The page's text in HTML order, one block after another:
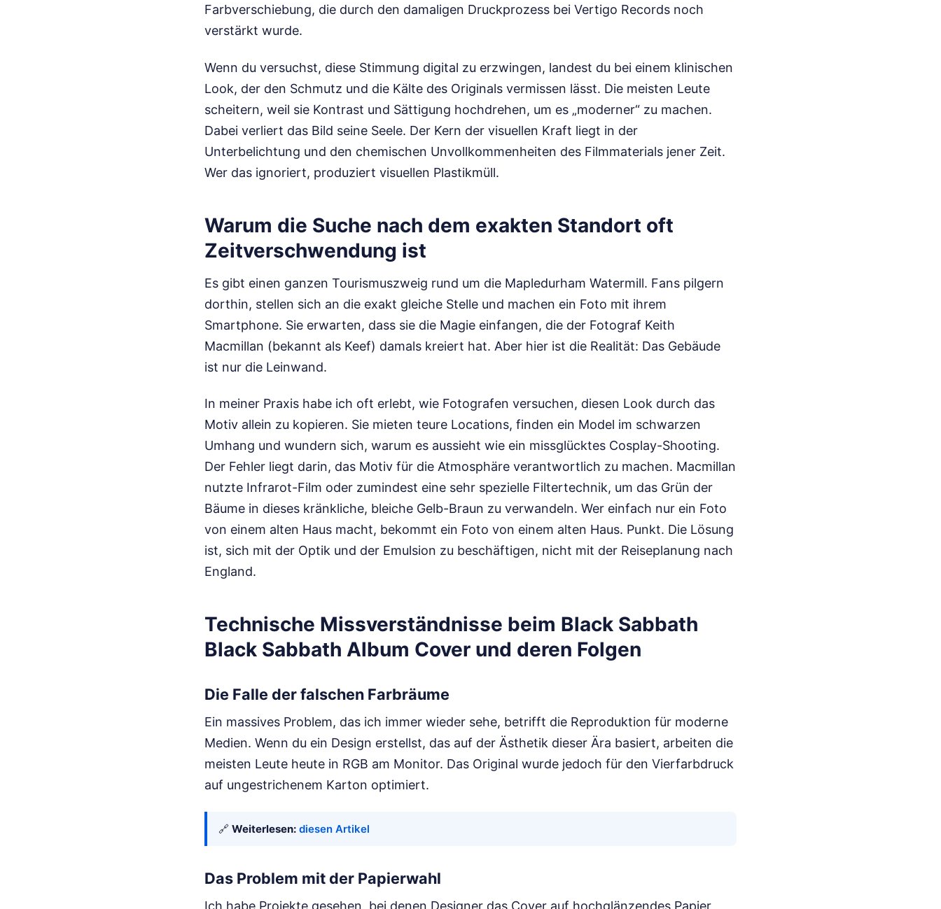
Farbverschiebung, die durch den damaligen Druckprozess bei Vertigo Records noch
verstärkt wurde.
Wenn du versuchst, diese Stimmung digital zu erzwingen, landest du bei einem klinischen
Look, der den Schmutz und die Kälte des Originals vermissen lässt. Die meisten Leute
scheitern, weil sie Kontrast und Sättigung hochdrehen, um es „moderner“ zu machen.
Dabei verliert das Bild seine Seele. Der Kern der visuellen Kraft liegt in der
Unterbelichtung und den chemischen Unvollkommenheiten des Filmmaterials jener Zeit.
Wer das ignoriert, produziert visuellen Plastikmüll.
Warum die Suche nach dem exakten Standort oft
Zeitverschwendung ist
Es gibt einen ganzen Tourismuszweig rund um die Mapledurham Watermill. Fans pilgern
dorthin, stellen sich an die exakt gleiche Stelle und machen ein Foto mit ihrem
Smartphone. Sie erwarten, dass sie die Magie einfangen, die der Fotograf Keith
Macmillan (bekannt als Keef) damals kreiert hat. Aber hier ist die Realität: Das Gebäude
ist nur die Leinwand.
In meiner Praxis habe ich oft erlebt, wie Fotografen versuchen, diesen Look durch das
Motiv allein zu kopieren. Sie mieten teure Locations, finden ein Model im schwarzen
Umhang und wundern sich, warum es aussieht wie ein missglücktes Cosplay-Shooting.
Der Fehler liegt darin, das Motiv für die Atmosphäre verantwortlich zu machen. Macmillan
nutzte Infrarot-Film oder zumindest eine sehr spezielle Filtertechnik, um das Grün der
Bäume in dieses kränkliche, bleiche Gelb-Braun zu verwandeln. Wer einfach nur ein Foto
von einem alten Haus macht, bekommt ein Foto von einem alten Haus. Punkt. Die Lösung
ist, sich mit der Optik und der Emulsion zu beschäftigen, nicht mit der Reiseplanung nach
England.
Technische Missverständnisse beim Black Sabbath
Black Sabbath Album Cover und deren Folgen
Die Falle der falschen Farbräume
Ein massives Problem, das ich immer wieder sehe, betrifft die Reproduktion für moderne
Medien. Wenn du ein Design erstellst, das auf der Ästhetik dieser Ära basiert, arbeiten die
meisten Leute heute in RGB am Monitor. Das Original wurde jedoch für den Vierfarbdruck
auf ungestrichenem Karton optimiert.
🔗 Weiterlesen: diesen Artikel
Das Problem mit der Papierwahl
Ich habe Projekte gesehen, bei denen Designer das Cover auf hochglänzendes Papier